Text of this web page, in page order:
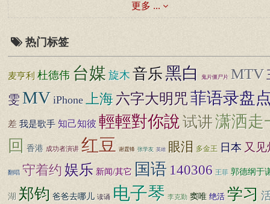
更多 ...
热门标签
麦亨利 杜德伟 台媒 旋木 音乐黑白 鬼片僵尸片 MTV
雯MV iPhone 上海 六字大明咒菲语录盘
差 我是歌手 知己知彼 輕輕對你說试讲潇洒走
回 香港 成功者演讲 红豆 谢霆锋 张学友 英雄 眼泪 多金王 日本 又
翻唱 守着约 娱乐 新闻/其它 国语 140306 王菲 郭德纲于
湖 郑钧 爸爸去哪儿 读诵 电子琴 李克勤 窦唯 绝活 学习